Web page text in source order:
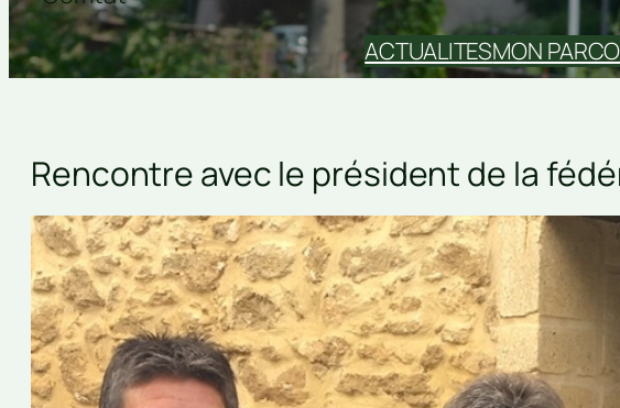
ACTUALITESMON
Rencontre avec le président de la